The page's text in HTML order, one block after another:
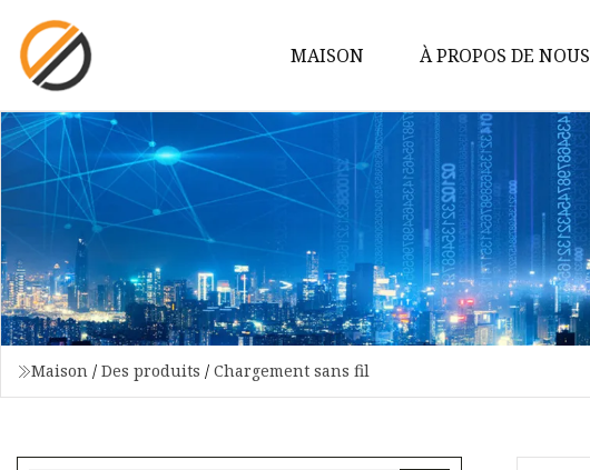
MAISON À PROPOS DE NOUS
Maison / Des produits / Chargement sans fil